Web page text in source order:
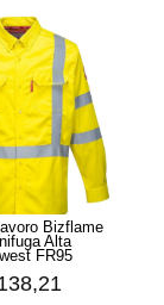
Bizflame
Alta
FR95